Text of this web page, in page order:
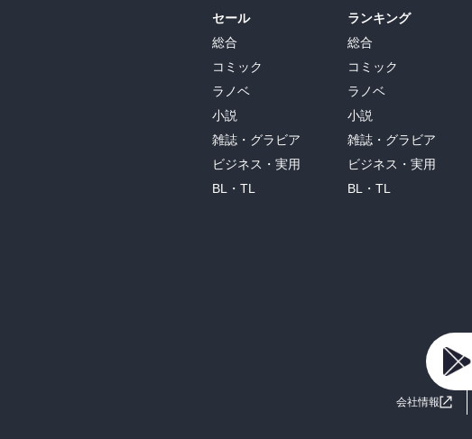
セール
総合
コミック
ラノベ
小説
雑誌・グラビア
ビジネス・実用
BL・TL
ランキング
総合
コミック
ラノベ
小説
雑誌・グラビア
ビジネス・実用
BL・TL
会社情報